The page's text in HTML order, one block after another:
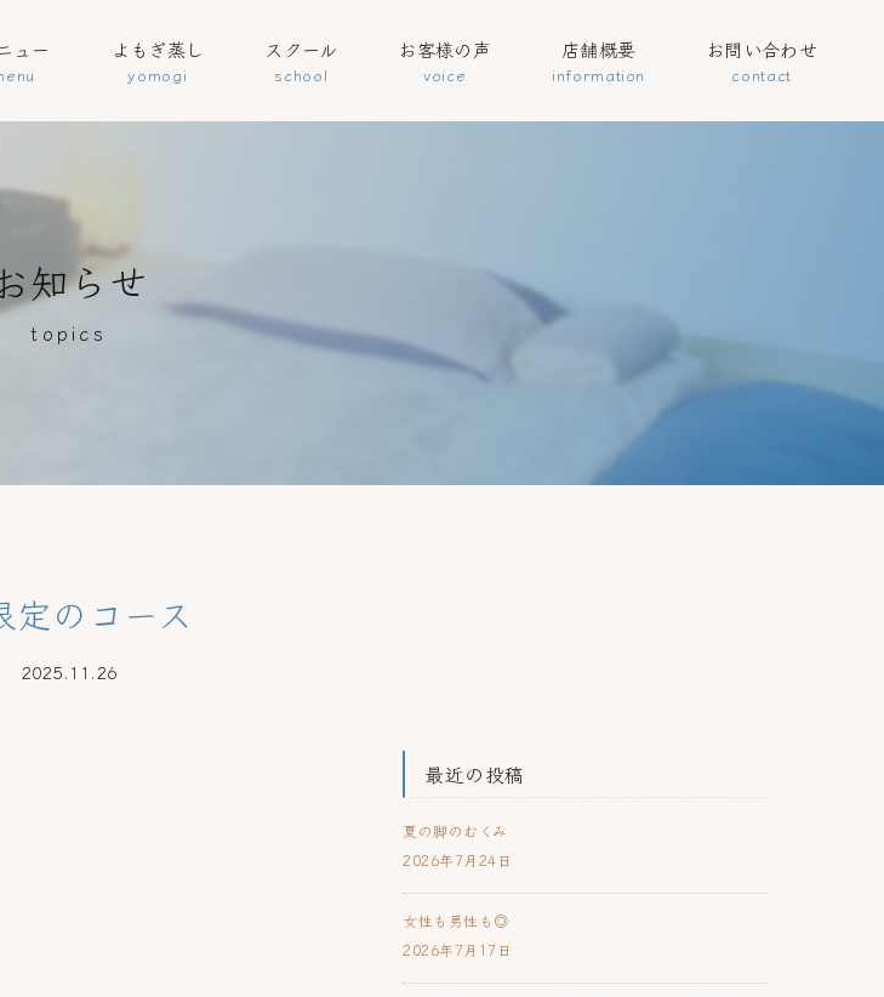
ュー よもぎ蒸し スクール お客様の声 店舗概要 お問い合わせ
知らせ
topics
定のコース
2025.11.26
最近の投稿
夏の脚のむくみ
2026年7月24日
女性も男性も◎
2026年7月17日